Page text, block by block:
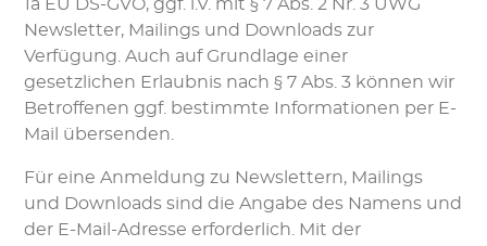
1a EU DS-GVO, ggf. i.V. mit § 7 Abs. 2 Nr. 3 UWG
Newsletter, Mailings und Downloads zur
Verfügung. Auch auf Grundlage einer
gesetzlichen Erlaubnis nach § 7 Abs. 3 können wir
Betroffenen ggf. bestimmte Informationen per E-
Mail übersenden.
Für eine Anmeldung zu Newslettern, Mailings
und Downloads sind die Angabe des Namens und
der E-Mail-Adresse erforderlich. Mit der